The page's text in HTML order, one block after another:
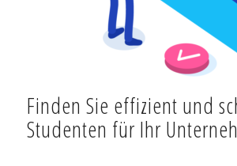
Finden Sie effizient und
Studenten für Ihr